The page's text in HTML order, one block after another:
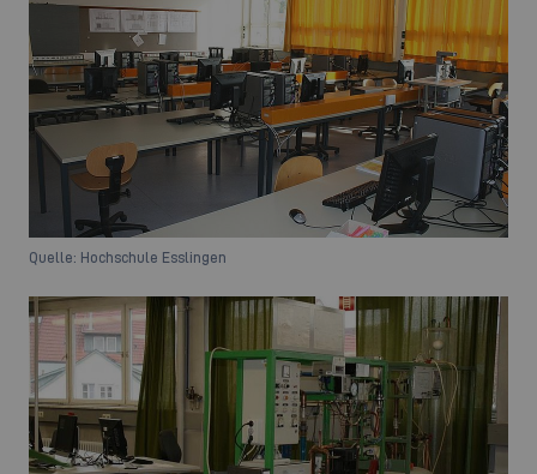
Quelle: Hochschule Esslingen